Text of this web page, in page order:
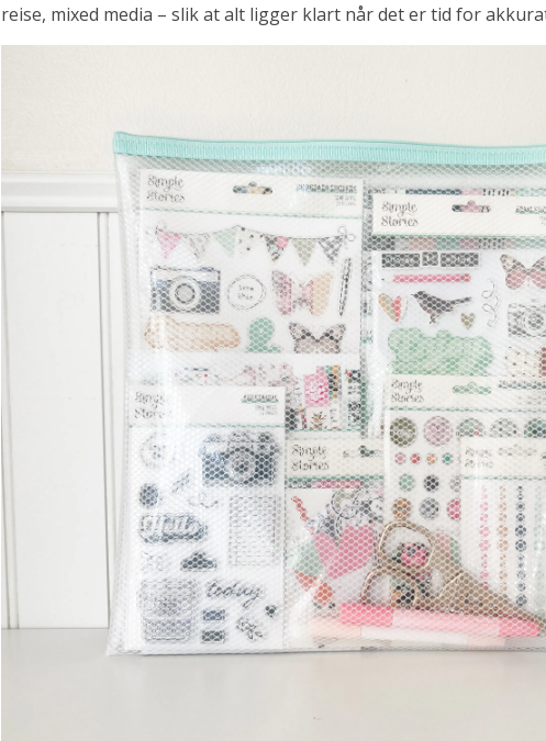
reise, mixed media – slik at alt ligger klart når det er tid for